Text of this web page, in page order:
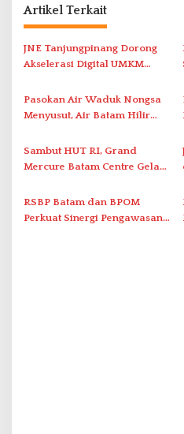
s
i
p
s
Artikel Terkait
JNE Tanjungpinang Dorong
Akselerasi Digital UMKM
2026
Pasokan Air Waduk Nongsa
Menyusut, Air Batam Hilir
Antar-IPAM
Sambut HUT RI, Grand
Mercure Batam Centre Gelar
Nusantara’
RSBP Batam dan BPOM
Perkuat Sinergi Pengawasan